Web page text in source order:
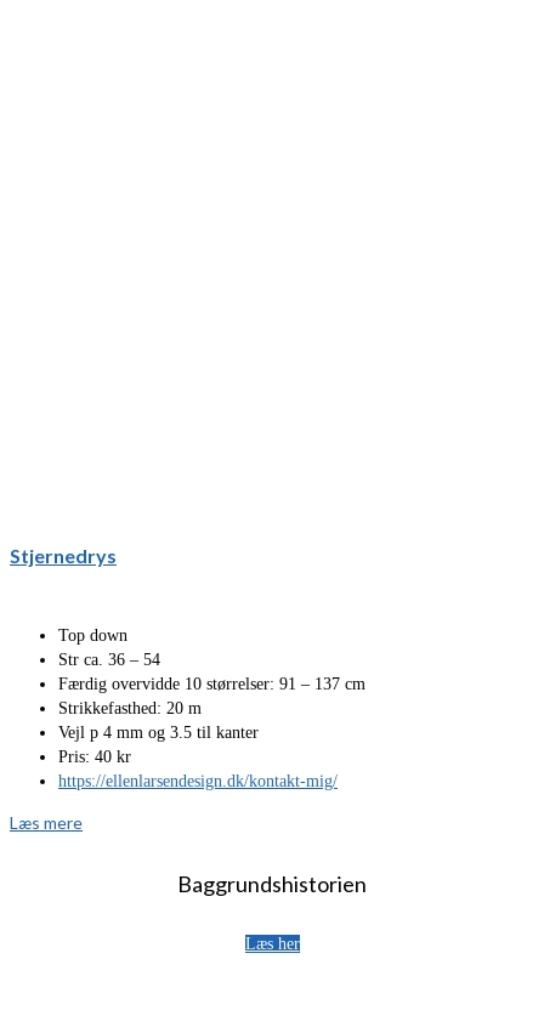
Stjernedrys
Top down
Str ca. 36 – 54
Færdig overvidde 10 størrelser: 91 – 137 cm
Strikkefasthed: 20 m
Vejl p 4 mm og 3.5 til kanter
Pris: 40 kr
https://ellenlarsendesign.dk/kontakt-mig/
Læs mere
Baggrundshistorien
Læs her